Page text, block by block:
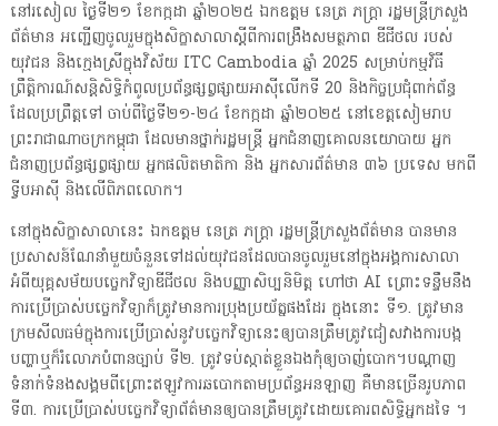
នៅរសៀល ថ្ងៃទី២១ ខែកក្កដា ឆ្នាំ២០២៥ ឯកឧត្តម នេត្រ ភក្រ្តា រដ្ឋមន្ត្រីក្រសួង
ព័ត៌មាន អញ្ជើញចូលរួមក្នុងសិក្ខាសាលាស្តីពីការពង្រឹងសមត្ថភាព ឌីជីថល របស់
យុវជន និងក្មេងស្រីក្នុងវិស័យ ITC Cambodia ឆ្នាំ 2025 សម្រាប់កម្មវិធី
ព្រឹត្តិការណ៍សន្តិសិទ្ធិកំពូលប្រព័ន្ធផ្សព្វផ្សាយអាស៊ីលើកទី 20 និងកិច្ចប្រជុំពាក់ព័ន្ធ
ដែលប្រព្រឹត្តទៅ ចាប់ពីថ្ងៃទី២១-២៤ ខែកក្កដា ឆ្នាំ២០២៥ នៅខេត្តសៀមរាប
ព្រះរាជាណាចក្រកម្ពុជា ដែលមានថ្នាក់រដ្ឋមន្រ្តី អ្នកជំនាញគោលនយោបាយ អ្នក
ជំនាញប្រព័ន្ធផ្សព្វផ្សាយ អ្នកផលិតមាតិកា និង អ្នកសារព័ត៌មាន ៣៦ ប្រទេស មកពី
ទ្វីបអាស៊ី និងលើពិភពលោក។
នៅក្នុងសិក្ខាសាលានេះ ឯកឧត្តម នេត្រ ភក្រ្តា រដ្ឋមន្ត្រីក្រសួងព័ត៌មាន បានមាន
ប្រសាសន៍ណែនាំមួយចំនួនទៅដល់យុវជនដែលបានចូលរួមនៅក្នុងអង្គការសាលា
អំពីយុគ្គសម័យបច្ចេកវិទ្យាឌីជីថល និងបញ្ញាសិប្បនិមិត្ត ហៅថា AI ព្រោះទន្ទឹមនឹង
ការប្រើប្រាស់បច្ចេកវិទ្យាក៏ត្រូវមានការប្រុងប្រយ័ត្នផងដែរ ក្នុងនោះ ទី១. ត្រូវមាន
ក្រមសីលធម៌ក្នុងការប្រើប្រាស់នូវបច្ចេកវិទ្យានេះឲ្យបានត្រឹមត្រូវជៀសវាងការបង្ក
បញ្ហាឬក៏រំលោភបំពានច្បាប់ ទី២. ត្រូវទប់ស្កាត់ខ្លួនឯងកុំឲ្យចាញ់បោក។បណ្ដាញ
ទំនាក់ទំនងសង្គមពីព្រោះឥឡូវការឆបោកតាមប្រព័ន្ធអនឡាញ គឺមានច្រើនរូបភាព
ទី៣. ការប្រើប្រាស់បច្ចេកវិទ្យាព័ត៌មានឲ្យបានត្រឹមត្រូវដោយគោរពសិទ្ធិអ្នកដទៃ ។